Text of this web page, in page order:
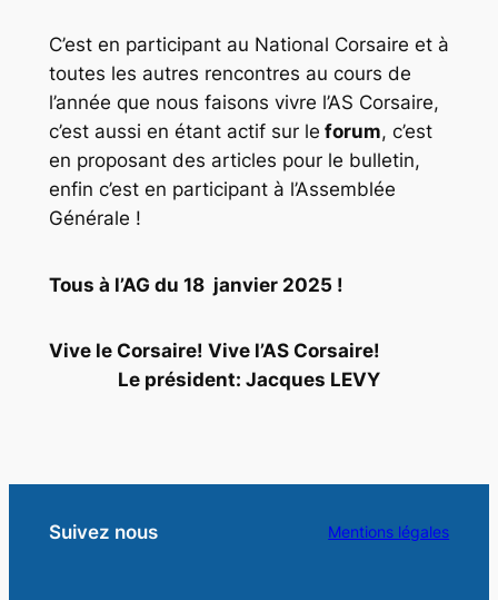
C’est en participant au National Corsaire et à
toutes les autres rencontres au cours de
l’année que nous faisons vivre l’AS Corsaire,
c’est aussi en étant actif sur le forum, c’est
en proposant des articles pour le bulletin,
enfin c’est en participant à l’Assemblée
Générale !
Tous à l’AG du 18 janvier 2025 !
Vive le Corsaire! Vive l’AS Corsaire!
Le président: Jacques LEVY
Suivez nous Mentions légales